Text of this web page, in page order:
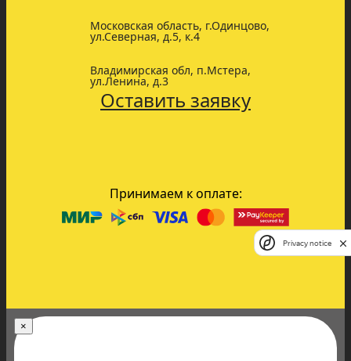
Московская область, г.Одинцово,
ул.Северная, д.5, к.4
Владимирская обл, п.Мстера,
ул.Ленина, д.3
Оставить заявку
Принимаем к оплате:
×
Privacy notice